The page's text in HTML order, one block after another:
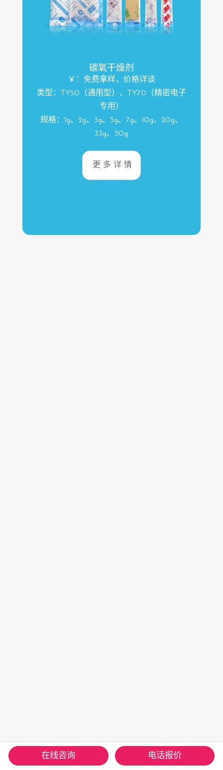
碳氧干燥剂
￥：免费拿样，价格详谈
类型：TY50（通用型）、TY70（精密电子
专用）
规格：1g、2g、3g、5g、7g、10g、20g、
33g、50g
更多详情
在线咨询 电话报价